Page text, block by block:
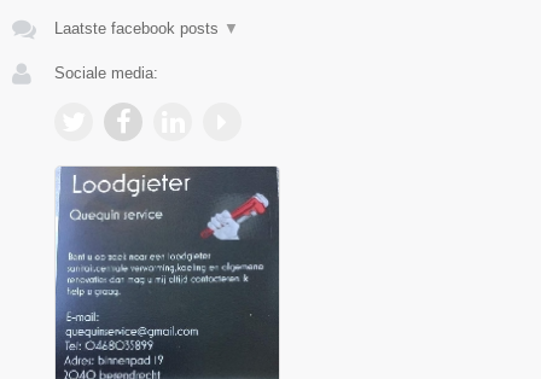
Laatste facebook posts ▼
Sociale media: